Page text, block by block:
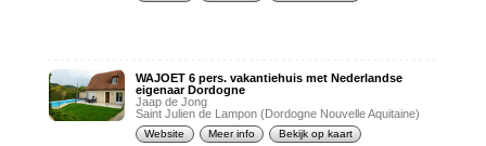
WAJOET 6 pers. vakantiehuis met Nederlandse
eigenaar Dordogne
Jaap de Jong
Saint Julien de Lampon (Dordogne Nouvelle Aquitaine)
Website Meer info Bekijk op kaart